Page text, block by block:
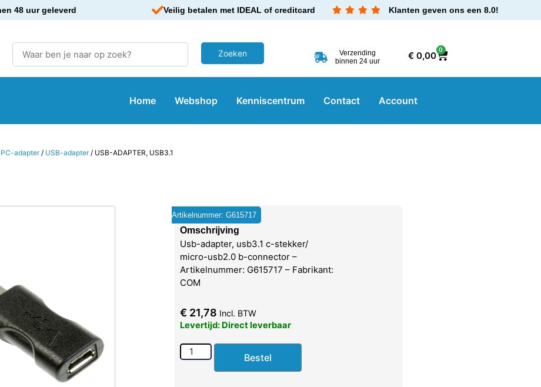
48 uur geleverd Veilig betalen met IDEAL of creditcard Klanten geven ons een 8.0!
Verzending
binnen 24 uur
€0,00
0
Home Webshop Kenniscentrum Contact Account
PC-adapter/ USB-adapter/ USB-ADAPTER, USB3.1
Artikelnummer: G615717
Omschrijving
Usb-adapter, usb3.1 c-stekker/
micro-usb2.0 b-connector –
Artikelnummer: G615717 – Fabrikant:
COM
€ 21,78 Incl. BTW
Levertijd: Direct leverbaar
Bestel